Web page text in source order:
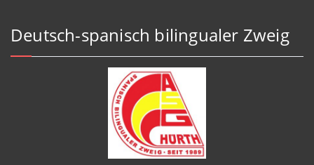
Deutsch-spanisch bilingualer Zweig